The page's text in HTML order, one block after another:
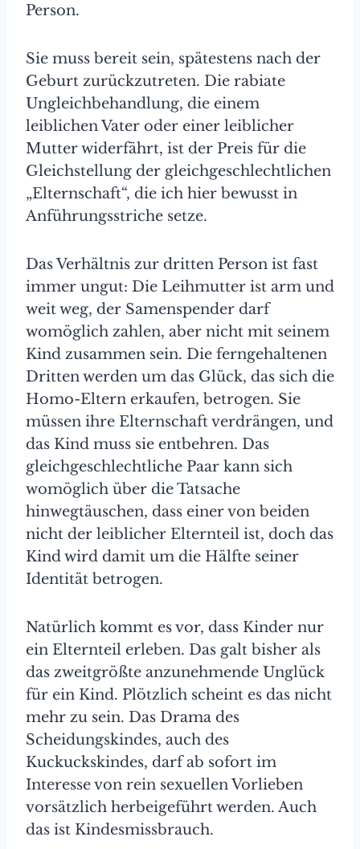
Person.
Sie muss bereit sein, spätestens nach der
Geburt zurückzutreten. Die rabiate
Ungleichbehandlung, die einem
leiblichen Vater oder einer leiblicher
Mutter widerfährt, ist der Preis für die
Gleichstellung der gleichgeschlechtlichen
„Elternschaft“, die ich hier bewusst in
Anführungsstriche setze.
Das Verhältnis zur dritten Person ist fast
immer ungut: Die Leihmutter ist arm und
weit weg, der Samenspender darf
womöglich zahlen, aber nicht mit seinem
Kind zusammen sein. Die ferngehaltenen
Dritten werden um das Glück, das sich die
Homo-Eltern erkaufen, betrogen. Sie
müssen ihre Elternschaft verdrängen, und
das Kind muss sie entbehren. Das
gleichgeschlechtliche Paar kann sich
womöglich über die Tatsache
hinwegtäuschen, dass einer von beiden
nicht der leiblicher Elternteil ist, doch das
Kind wird damit um die Hälfte seiner
Identität betrogen.
Natürlich kommt es vor, dass Kinder nur
ein Elternteil erleben. Das galt bisher als
das zweitgrößte anzunehmende Unglück
für ein Kind. Plötzlich scheint es das nicht
mehr zu sein. Das Drama des
Scheidungskindes, auch des
Kuckuckskindes, darf ab sofort im
Interesse von rein sexuellen Vorlieben
vorsätzlich herbeigeführt werden. Auch
das ist Kindesmissbrauch.